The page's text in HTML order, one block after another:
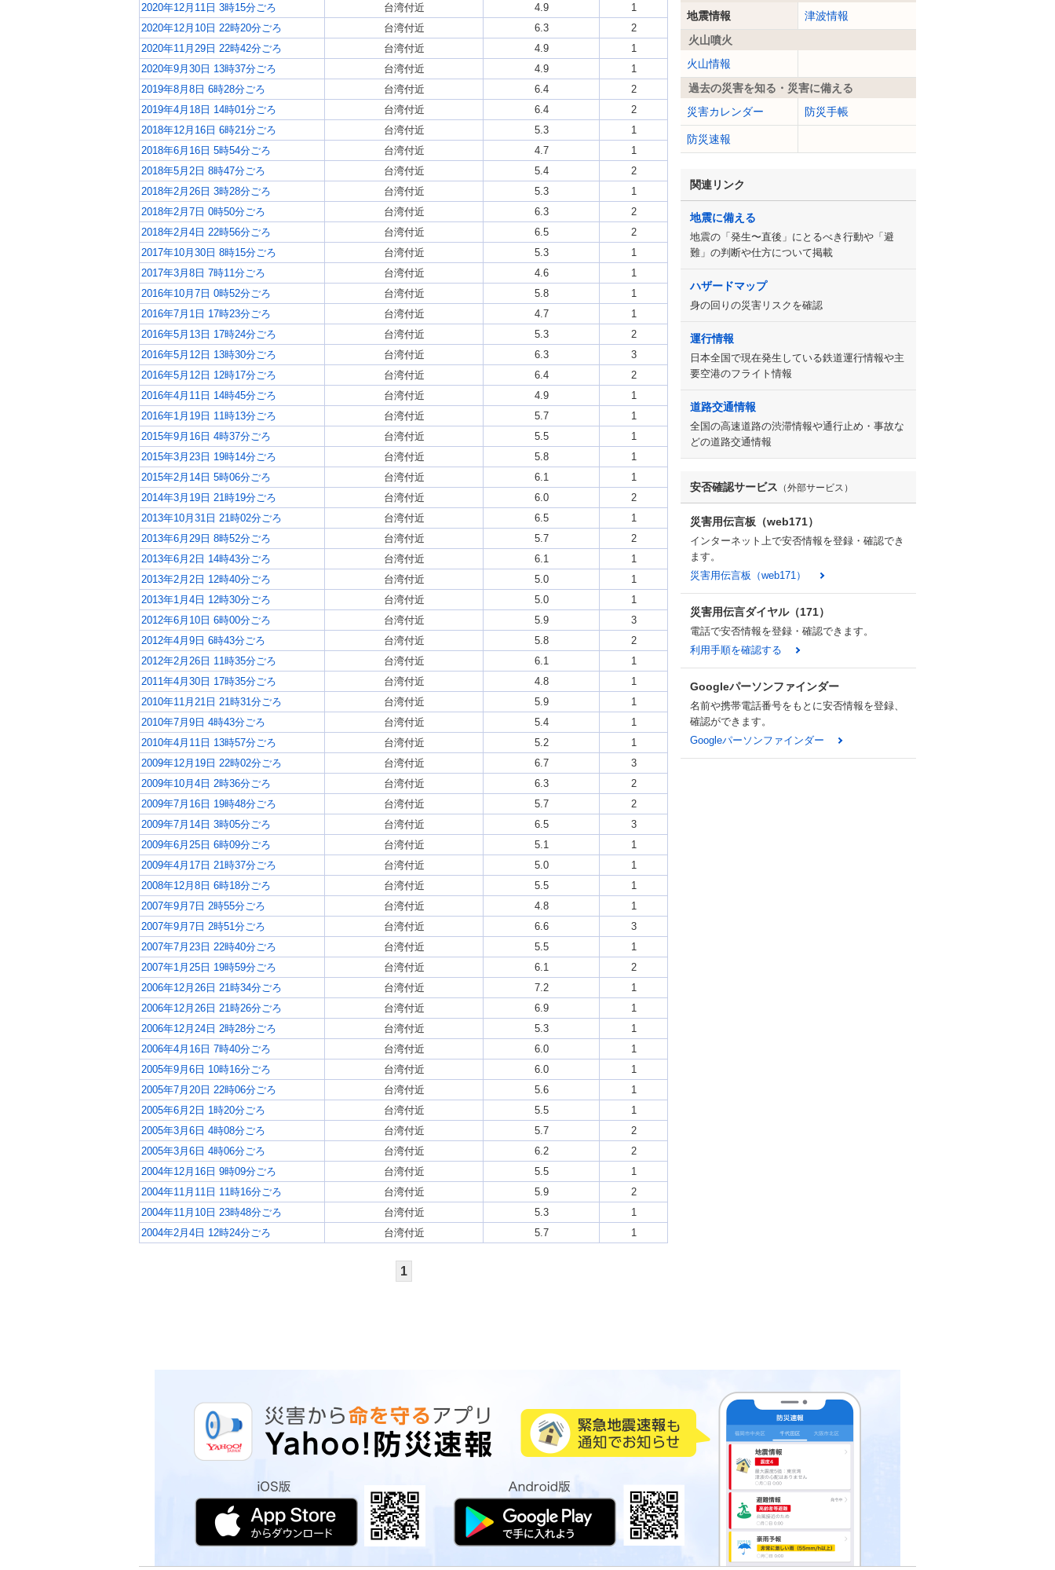
2020年12月11日 3時15分ごろ
台湾付近 4.9
1
2020年12月10日 22時20分ごろ
台湾付近 6.3
2
2020年11月29日 22時42分ごろ
台湾付近 4.9
1
2020年9月30日 13時37分ごろ
台湾付近 4.9
1
2019年8月8日 6時28分ごろ
台湾付近 6.4
2
2019年4月18日 14時01分ごろ
台湾付近 6.4
2
2018年12月16日 6時21分ごろ
台湾付近 5.3
1
2018年6月16日 5時54分ごろ
台湾付近 4.7
1
2018年5月2日 8時47分ごろ
台湾付近 5.4
2
2018年2月26日 3時28分ごろ
台湾付近 5.3
1
2018年2月7日 0時50分ごろ
台湾付近 6.3
2
2018年2月4日 22時56分ごろ
台湾付近 6.5
2
2017年10月30日 8時15分ごろ
台湾付近 5.3
1
2017年3月8日 7時11分ごろ
台湾付近 4.6
1
2016年10月7日 0時52分ごろ
台湾付近 5.8
1
2016年7月1日 17時23分ごろ
台湾付近 4.7
1
2016年5月13日 17時24分ごろ
台湾付近 5.3
2
2016年5月12日 13時30分ごろ
台湾付近 6.3
3
2016年5月12日 12時17分ごろ
台湾付近 6.4
2
2016年4月11日 14時45分ごろ
台湾付近 4.9
1
2016年1月19日 11時13分ごろ
台湾付近 5.7
1
2015年9月16日 4時37分ごろ
台湾付近 5.5
1
2015年3月23日 19時14分ごろ
台湾付近 5.8
1
2015年2月14日 5時06分ごろ
台湾付近 6.1
1
2014年3月19日 21時19分ごろ
台湾付近 6.0
2
2013年10月31日 21時02分ごろ
台湾付近 6.5
1
2013年6月29日 8時52分ごろ
台湾付近 5.7
2
2013年6月2日 14時43分ごろ
台湾付近 6.1
1
2013年2月2日 12時40分ごろ
台湾付近 5.0
1
2013年1月4日 12時30分ごろ
台湾付近 5.0
1
2012年6月10日 6時00分ごろ
台湾付近 5.9
3
2012年4月9日 6時43分ごろ
台湾付近 5.8
2
2012年2月26日 11時35分ごろ
台湾付近 6.1
1
2011年4月30日 17時35分ごろ
台湾付近 4.8
1
2010年11月21日 21時31分ごろ
台湾付近 5.9
1
2010年7月9日 4時43分ごろ
台湾付近 5.4
1
2010年4月11日 13時57分ごろ
台湾付近 5.2
1
2009年12月19日 22時02分ごろ
台湾付近 6.7
3
2009年10月4日 2時36分ごろ
台湾付近 6.3
2
2009年7月16日 19時48分ごろ
台湾付近 5.7
2
2009年7月14日 3時05分ごろ
台湾付近 6.5
3
2009年6月25日 6時09分ごろ
台湾付近 5.1
1
2009年4月17日 21時37分ごろ
台湾付近 5.0
1
2008年12月8日 6時18分ごろ
台湾付近 5.5
1
2007年9月7日 2時55分ごろ
台湾付近 4.8
1
2007年9月7日 2時51分ごろ
台湾付近 6.6
3
2007年7月23日 22時40分ごろ
台湾付近 5.5
1
2007年1月25日 19時59分ごろ
台湾付近 6.1
2
2006年12月26日 21時34分ごろ
台湾付近 7.2
1
2006年12月26日 21時26分ごろ
台湾付近 6.9
1
2006年12月24日 2時28分ごろ
台湾付近 5.3
1
2006年4月16日 7時40分ごろ
台湾付近 6.0
1
2005年9月6日 10時16分ごろ
台湾付近 6.0
1
2005年7月20日 22時06分ごろ
台湾付近 5.6
1
2005年6月2日 1時20分ごろ
台湾付近 5.5
1
2005年3月6日 4時08分ごろ
台湾付近 5.7
2
2005年3月6日 4時06分ごろ
台湾付近 6.2
2
2004年12月16日 9時09分ごろ
台湾付近 5.5
1
2004年11月11日 11時16分ごろ
台湾付近 5.9
2
2004年11月10日 23時48分ごろ
台湾付近 5.3
1
2004年2月4日 12時24分ごろ
台湾付近 5.7 1
1
地震情報
津波情報
火山噴火
火山情報
過去の災害を知る・災害に備える
災害カレンダー
防災手帳
防災速報
関連リンク
地震に備える
地震の「発生〜直後」にとるべき行動や「避
難」の判断や仕方について掲載
ハザードマップ
身の回りの災害リスクを確認
運行情報
日本全国で現在発生している鉄道運行情報や主
要空港のフライト情報
道路交通情報
全国の高速道路の渋滞情報や通行止め・事故な
どの道路交通情報
安否確認サービス （外部サービス）
災害用伝言板（web171）
インターネット上で安否情報を登録・確認でき
ます。
災害用伝言板（web171）
災害用伝言ダイヤル（171）
電話で安否情報を登録・確認できます。
利用手順を確認する
Googleパーソンファインダー
名前や携帯電話番号をもとに安否情報を登録、
確認ができます。
Googleパーソンファインダー